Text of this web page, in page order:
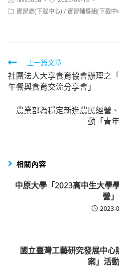
author:
published:
Post實習處(下載中心) / 實習輔導組(下載中
Read
more
articles
上一篇文章
社團法人大享食育協會辦理之
午餐與食育交流分享會」
農業部為穩定新進農民經營
動「青
相關內容
中原大學「2023高中生大學
營
2023-
國立臺灣工藝研究發展中
案」活